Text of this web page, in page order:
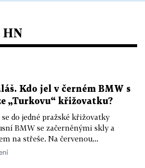
HN
Kdo jel v černém BMW s
„Turkovu“ křižovatku?
do jedné pražské křižovatky
BMW se začerněnými skly a
na střeše. Na červenou...